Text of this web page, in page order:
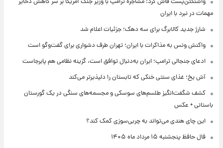
مهمات در نبرد با ایران
شارژ جدید کالابرگ برای سه دهک؛ جزئیات اعلام شد
واکنش ونس به مذاکرات با ایران؛ تهران طرف دشواری برای گفت‌وگو است
ادعای جنجالی ترامپ؛ ایران به‌دنبال توافق است، گزینه نظامی هم پابرجاست
آش یخ؛ غذای سنتی خنکی که تابستان را دلپذیرتر می‌کند
کشف شگفت‌انگیز طلسم‌های سوسکی و مجسمه‌های سنگی در یک گورستان
باستانی + عکس
این چای هندی می‌تواند به چربی‌سوزی کمک کند؟
فال حافظ پنجشنبه ۱۵ مرداد ماه ۱۴۰۵